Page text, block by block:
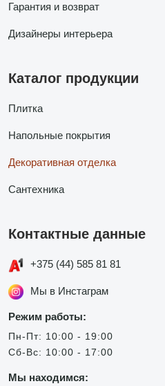
Гарантия и возврат
Дизайнеры интерьера
Каталог продукции
Плитка
Напольные покрытия
Декоративная отделка
Сантехника
Контактные данные
+375 (44) 585 81 81
Мы в Инстаграм
Режим работы:
Пн-Пт: 10:00 - 19:00
Сб-Вс: 10:00 - 17:00
Мы находимся: